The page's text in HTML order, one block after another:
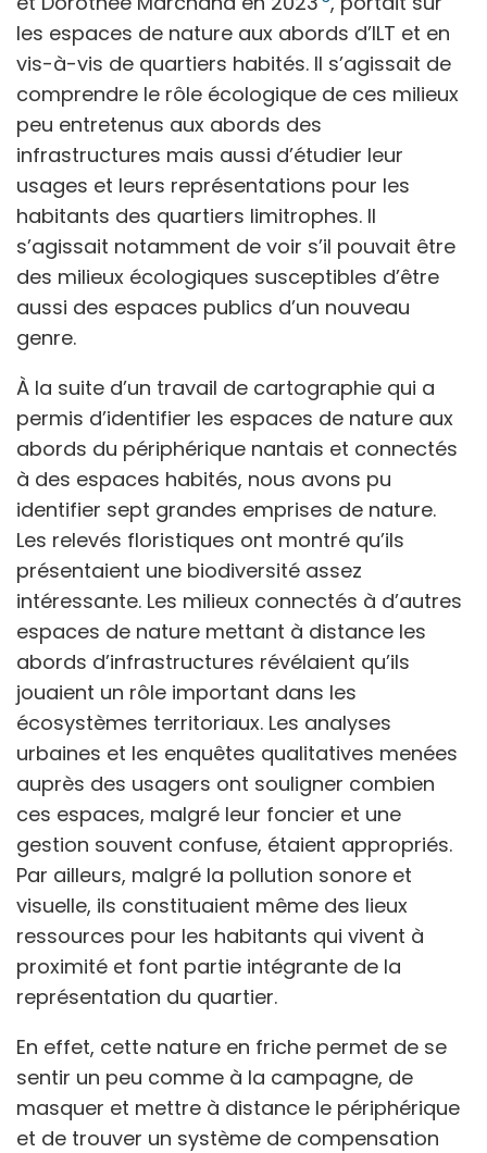
les espaces de nature aux abords d’ILT et en
vis-à-vis de quartiers habités. Il s’agissait de
comprendre le rôle écologique de ces milieux
peu entretenus aux abords des
infrastructures mais aussi d’étudier leur
usages et leurs représentations pour les
habitants des quartiers limitrophes. Il
s’agissait notamment de voir s’il pouvait être
des milieux écologiques susceptibles d’être
aussi des espaces publics d’un nouveau
genre.
À la suite d’un travail de cartographie qui a
permis d’identifier les espaces de nature aux
abords du périphérique nantais et connectés
à des espaces habités, nous avons pu
identifier sept grandes emprises de nature.
Les relevés floristiques ont montré qu’ils
présentaient une biodiversité assez
intéressante. Les milieux connectés à d’autres
espaces de nature mettant à distance les
abords d’infrastructures révélaient qu’ils
jouaient un rôle important dans les
écosystèmes territoriaux. Les analyses
urbaines et les enquêtes qualitatives menées
auprès des usagers ont souligner combien
ces espaces, malgré leur foncier et une
gestion souvent confuse, étaient appropriés.
Par ailleurs, malgré la pollution sonore et
visuelle, ils constituaient même des lieux
ressources pour les habitants qui vivent à
proximité et font partie intégrante de la
représentation du quartier.
En effet, cette nature en friche permet de se
sentir un peu comme à la campagne, de
masquer et mettre à distance le périphérique
et de trouver un système de compensation